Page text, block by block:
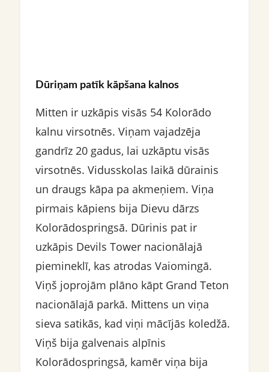
Dūriņam patīk kāpšana kalnos
Mitten ir uzkāpis visās 54 Kolorādo
kalnu virsotnēs. Viņam vajadzēja
gandrīz 20 gadus, lai uzkāptu visās
virsotnēs. Vidusskolas laikā dūrainis
un draugs kāpa pa akmeņiem. Viņa
pirmais kāpiens bija Dievu dārzs
Kolorādospringsā. Dūrinis pat ir
uzkāpis Devils Tower nacionālajā
piemineklī, kas atrodas Vaiomingā.
Viņš joprojām plāno kāpt Grand Teton
nacionālajā parkā. Mittens un viņa
sieva satikās, kad viņi mācījās koledžā.
Viņš bija galvenais alpīnis
Kolorādospringsā, kamēr viņa bija